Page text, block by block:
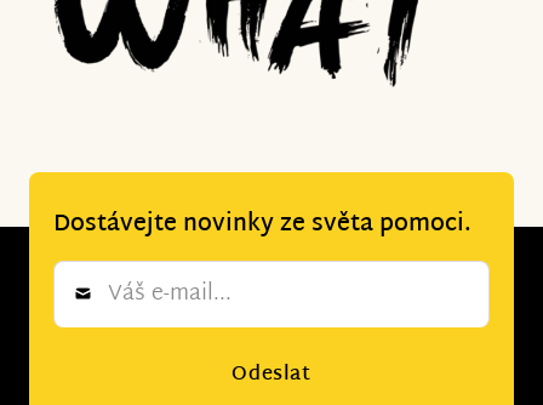
Dostávejte novinky ze světa pomoci.
Newsletter
Odeslat